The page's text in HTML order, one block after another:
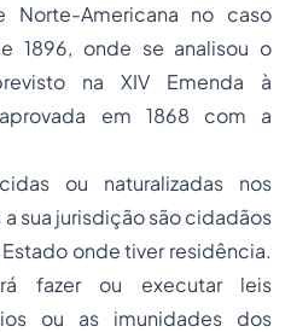
Norte-Americana no caso
1896, onde se analisou o
na XIV Emenda à
em 1868 com a
ou naturalizadas nos
sua jurisdição são cidadãos
onde tiver residência.
fazer ou executar leis
ou as imunidades dos